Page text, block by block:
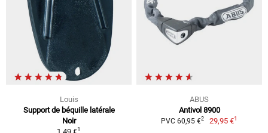
Louis
Support de béquille latérale
Noir
1
ABUS
Antivol 8900
PVC 60,95 €2 29,95 €1